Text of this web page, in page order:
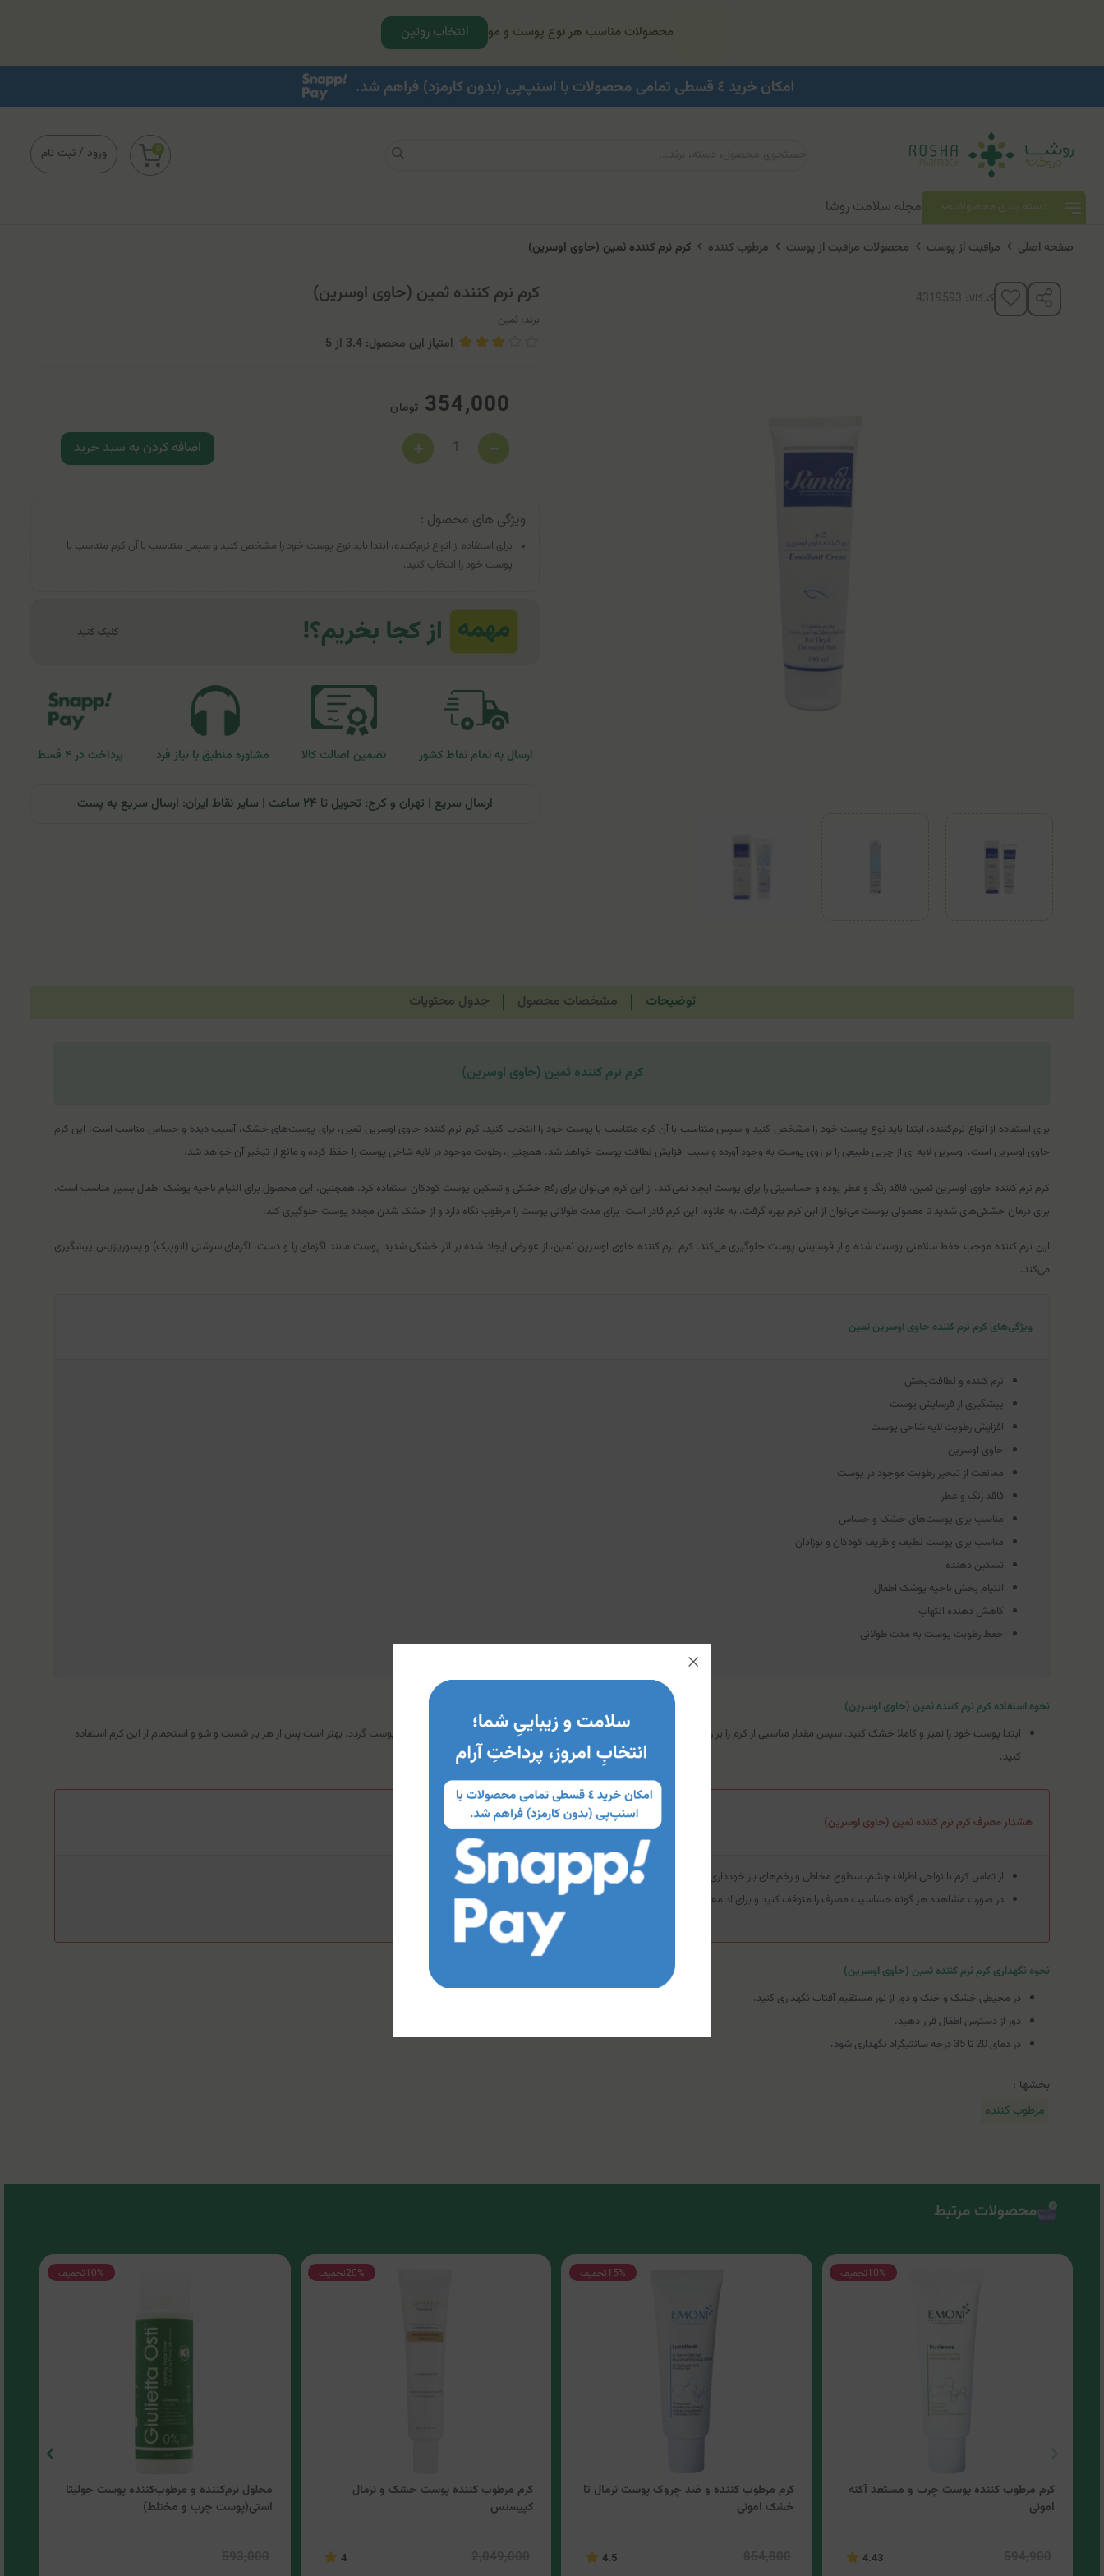
محصولات مناسب هر نوع پوست و مو انتخاب روتین
ورود / ثبت نام 0
دسته بندی محصولات مجله سلامت روشا
صفحه اصلی مراقبت از پوست محصولات مراقبت از پوست مرطوب کننده کرم نرم کننده ثمین (حاوی اوسرین)
کدکالا: کرم نرم کننده ثمین (حاوی اوسرین)
برند: ثمین
امتیاز این محصول: 3.4 از 5
354,000 تومان
اضافه کردن به سبد خرید
ویژگی های محصول :
برای استفاده از انواع نرم‌کننده، ابتدا باید نوع پوست خود را مشخص کنید و سپس متناسب با آن کرم متناسب با
پوست خود را انتخاب کنید.
ارسال به تمام نقاط کشور تضمین اصالت کالا مشاوره منطبق با نیاز فرد پرداخت در ۴ قسط
ارسال سریع | تهران و کرج: تحویل تا ۲۴ ساعت | سایر نقاط ایران: ارسال سریع به پست
توضیحات مشخصات محصول جدول محتویات
کرم نرم کننده ثمین (حاوی اوسرین)
برای استفاده از انواع نرم‌کننده، ابتدا باید نوع پوست خود را مشخص کنید و سپس متناسب با آن کرم متناسب با پوست خود را انتخاب کنید. کرم نرم کننده حاوی اوسرین ثمین، برای پوست‌های خشک، آسیب دیده و حساس مناسب است. این کرم
حاوی اوسرین است. اوسرین لایه ای از چربی طبیعی را بر روی پوست به وجود آورده و سبب افزایش لطافت پوست خواهد شد. همچنین، رطوبت موجود در لایه شاخی پوست را حفظ کرده و مانع از تبخیر آن خواهد شد.
کرم نرم کننده حاوی اوسرین ثمین، فاقد رنگ و عطر بوده و حساسیتی را برای پوست ایجاد نمی‌کند. از این کرم می‌‌توان برای رفع خشکی و تسکین پوست کودکان استفاده کرد. همچنین، این محصول برای التیام ناحیه پوشک اطفال بسیار مناسب است.
برای درمان خشکی‌های شدید تا معمولی پوست می‌توان از این کرم بهره گرفت. به علاوه، این کرم قادر است، برای مدت طولانی پوست را مرطوب نگاه دارد و از خشک شدن مجدد پوست جلوگیری کند.
این نرم کننده موجب حفظ سلامتی پوست شده و از فرسایش پوست جلوگیری می‌کند. کرم نرم کننده حاوی اوسرین ثمین، از عوارض ایجاد شده بر اثر خشکی شدید پوست مانند اگزمای پا و دست، اگزمای سرشتی (اتوپیک) و پسوریازیس پیشگیری
می‌کند.
ویژگی‌های کرم نرم کننده حاوی اوسرین ثمین
نرم کننده و لطافت‌بخش
پیشگیری از فرسایش پوست
افزایش رطوبت لایه شاخی پوست
حاوی اوسرین
ممانعت از تبخیر رطوبت موجود در پوست
فاقد رنگ و عطر
مناسب برای پوست‌های خشک و حساس
مناسب برای پوست لطیف و ظریف کودکان و نوزادان
تسکین دهنده
التیام بخش ناحیه پوشک اطفال
کاهش دهنده التهاب
حفظ رطوبت پوست به مدت طولانی
نحوه استفاده کرم نرم کننده ثمین (حاوی اوسرین)
ابتدا پوست خود را تمیز و کاملا خشک کنید. سپس مقدار مناسبی از کرم را بر روی نواحی خشک پوست خود قرار دهید و با حرکاتی ملایم ماساژ دهید تا جذب پوست گردد. بهتر است پس از هر بار شست و شو و استحمام از این کرم استفاده
کنید.
هشدار مصرف کرم نرم کننده ثمین (حاوی اوسرین)
از تماس کرم با نواحی اطراف چشم، سطوح مخاطی و زخم‌های باز خودداری شود و در صورت تماس بلافاصله با آب فراوان بشویید.
در صورت مشاهده هر گونه حساسیت مصرف را متوقف کنید و برای ادامه مصرف با پزشک متخصص مشورت کنید.
نحوه نگهداری کرم نرم کننده ثمین (حاوی اوسرین)
در محیطی خشک و خنک و دور از نور مستقیم آفتاب نگهداری کنید.
دور از دسترس اطفال قرار دهید.
در دمای 20 تا 35 درجه سانتیگراد نگهداری شود.
بخشها :
مرطوب کننده
محصولات مرتبط
10%تخفیف
کرم مرطوب کننده پوست چرب و مستعد آکنه
امونی
4.43
15%تخفیف
کرم مرطوب کننده و ضد چروک پوست نرمال تا
خشک امونی
4.5
20%تخفیف
کرم مرطوب کننده پوست خشک و نرمال
کپیسنس
4
10%تخفیف
محلول نرم‌کننده و مرطوب‌کننده پوست جولیتا
استی(پوست چرب و مختلط)